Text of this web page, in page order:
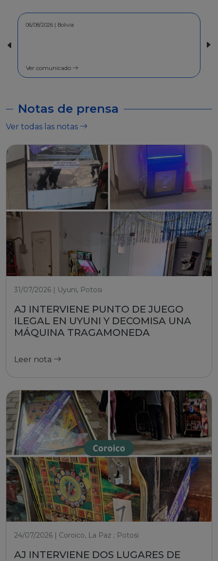
30/07/2026 | Bolivia
Ver comunicado
Notas de prensa
Ver todas las notas
31/07/2026 | Uyuni, Potosi
AJ INTERVIENE PUNTO DE JUEGO
ILEGAL EN UYUNI Y DECOMISA UNA
MÁQUINA TRAGAMONEDA
Leer nota
24/07/2026 | Coroico, La Paz ; Potosi
AJ INTERVIENE DOS LUGARES DE